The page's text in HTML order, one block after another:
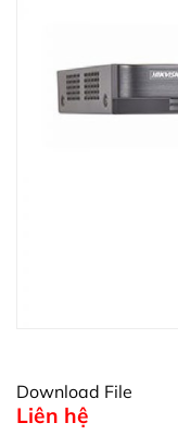
Download File
Liên hệ